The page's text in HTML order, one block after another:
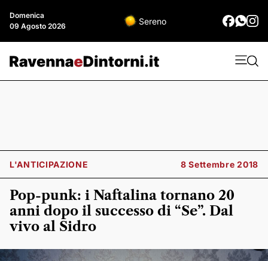
Domenica
09 Agosto 2026
Sereno
L'ANTICIPAZIONE 8 Settembre 2018
Pop-punk: i Naftalina tornano 20
anni dopo il successo di “Se”. Dal
vivo al Sidro